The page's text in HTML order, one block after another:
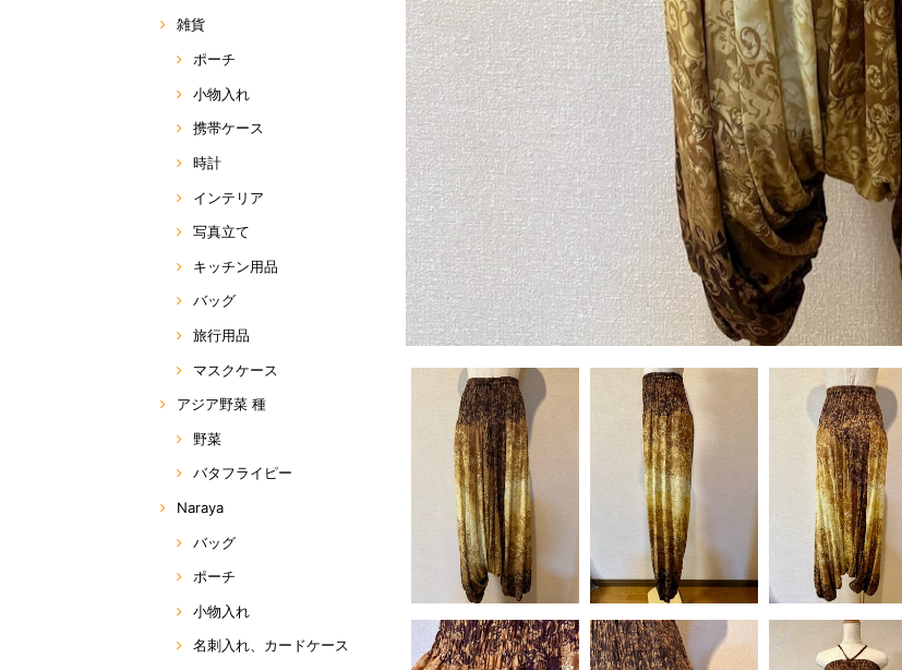
雑貨
ポーチ
小物入れ
携帯ケース
時計
インテリア
写真立て
キッチン用品
バッグ
旅行用品
マスクケース
アジア野菜 種
野菜
バタフライピー
Naraya
バッグ
ポーチ
小物入れ
名刺入れ、カードケース